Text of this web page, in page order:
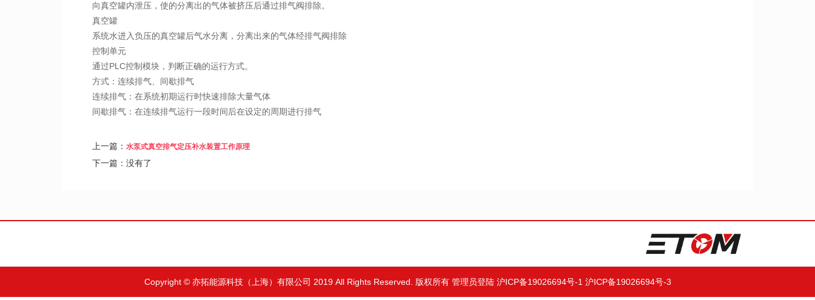
向真空罐内泄压，使的分离出的气体被挤压后通过排气阀排除。
真空罐
系统水进入负压的真空罐后气水分离，分离出来的气体经排气阀排除
控制单元
通过PLC控制模块，判断正确的运行方式。
方式：连续排气、间歇排气
连续排气：在系统初期运行时快速排除大量气体
间歇排气：在连续排气运行一段时间后在设定的周期进行排气
上一篇： 水泵式真空排气定压补水装置工作原理
下一篇：没有了
Copyright © 亦拓能源科技（上海）有限公司 2019 All Rights Reserved. 版权所有 管理员登陆 沪ICP备19026694号-1 沪ICP备19026694号-3